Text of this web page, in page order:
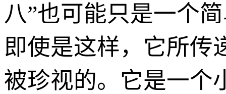
八”也可能只是一个
即使是这样，它所传
被珍视的。它是一个